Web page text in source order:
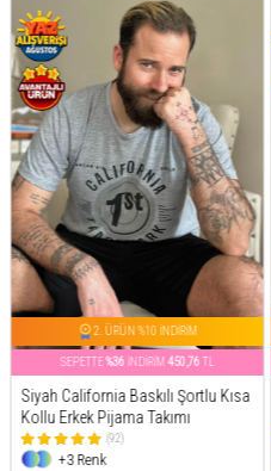
2. ÜRÜN %10 İNDİRİM
SEPETTE%36 İNDİRİM450,76TL
Siyah California Baskılı Şortlu Kısa
Kollu Erkek Pijama Takımı
(92)
+3 Renk